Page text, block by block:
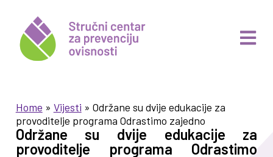
Home » Vijesti » Održane su dvije edukacije za
provoditelje programa Odrastimo zajedno
Održane su dvije edukacije za
provoditelje programa Odrastimo